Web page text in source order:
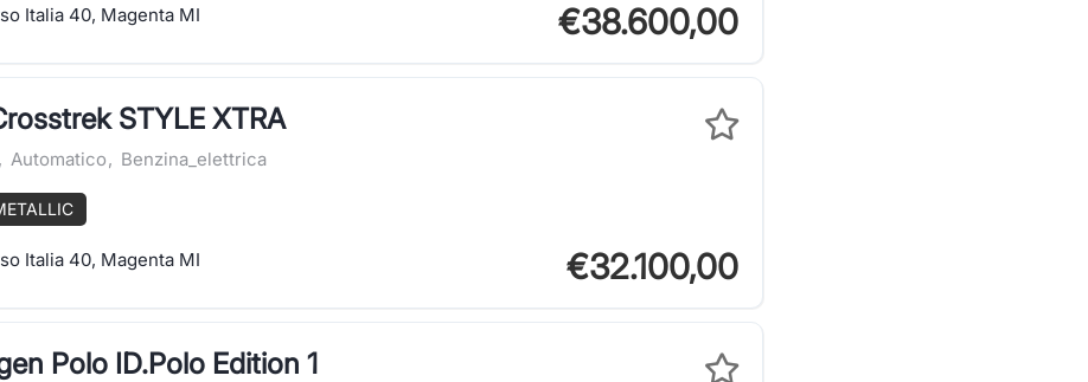
Italia 40, Magenta MI €38.600,00
STYLE XTRA
, Automatico, Benzina_elettrica
Italia 40, Magenta MI €32.100,00
Polo ID.Polo Edition 1